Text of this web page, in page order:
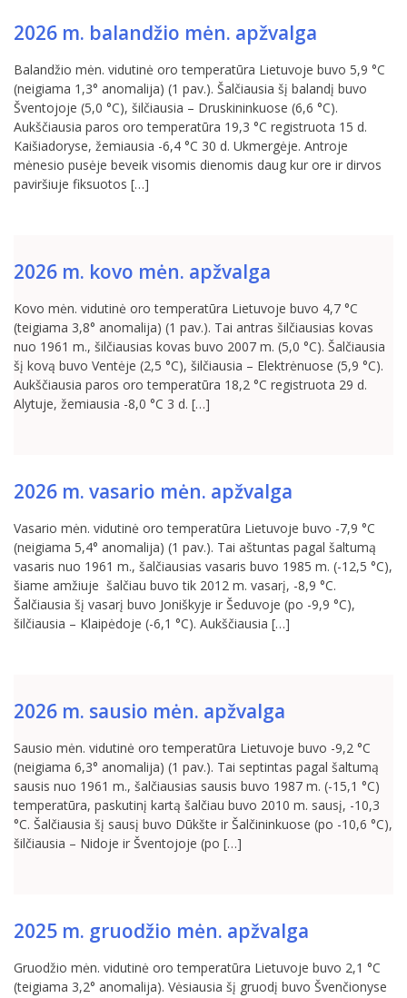
2026 m. balandžio mėn. apžvalga
Balandžio mėn. vidutinė oro temperatūra Lietuvoje buvo 5,9 °C
(neigiama 1,3° anomalija) (1 pav.). Šalčiausia šį balandį buvo
Šventojoje (5,0 °C), šilčiausia – Druskininkuose (6,6 °C).
Aukščiausia paros oro temperatūra 19,3 °C registruota 15 d.
Kaišiadoryse, žemiausia -6,4 °C 30 d. Ukmergėje. Antroje
mėnesio pusėje beveik visomis dienomis daug kur ore ir dirvos
paviršiuje fiksuotos […]
2026 m. kovo mėn. apžvalga
Kovo mėn. vidutinė oro temperatūra Lietuvoje buvo 4,7 °C
(teigiama 3,8° anomalija) (1 pav.). Tai antras šilčiausias kovas
nuo 1961 m., šilčiausias kovas buvo 2007 m. (5,0 °C). Šalčiausia
šį kovą buvo Ventėje (2,5 °C), šilčiausia – Elektrėnuose (5,9 °C).
Aukščiausia paros oro temperatūra 18,2 °C registruota 29 d.
Alytuje, žemiausia -8,0 °C 3 d. […]
2026 m. vasario mėn. apžvalga
Vasario mėn. vidutinė oro temperatūra Lietuvoje buvo -7,9 °C
(neigiama 5,4° anomalija) (1 pav.). Tai aštuntas pagal šaltumą
vasaris nuo 1961 m., šalčiausias vasaris buvo 1985 m. (-12,5 °C),
šiame amžiuje šalčiau buvo tik 2012 m. vasarį, -8,9 °C.
Šalčiausia šį vasarį buvo Joniškyje ir Šeduvoje (po -9,9 °C),
šilčiausia – Klaipėdoje (-6,1 °C). Aukščiausia […]
2026 m. sausio mėn. apžvalga
Sausio mėn. vidutinė oro temperatūra Lietuvoje buvo -9,2 °C
(neigiama 6,3° anomalija) (1 pav.). Tai septintas pagal šaltumą
sausis nuo 1961 m., šalčiausias sausis buvo 1987 m. (-15,1 °C)
temperatūra, paskutinį kartą šalčiau buvo 2010 m. sausį, -10,3
°C. Šalčiausia šį sausį buvo Dūkšte ir Šalčininkuose (po -10,6 °C),
šilčiausia – Nidoje ir Šventojoje (po […]
2025 m. gruodžio mėn. apžvalga
Gruodžio mėn. vidutinė oro temperatūra Lietuvoje buvo 2,1 °C
(teigiama 3,2° anomalija). Vėsiausia šį gruodį buvo Švenčionyse